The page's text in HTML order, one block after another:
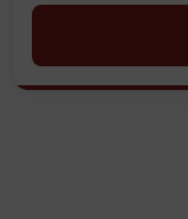
Journée